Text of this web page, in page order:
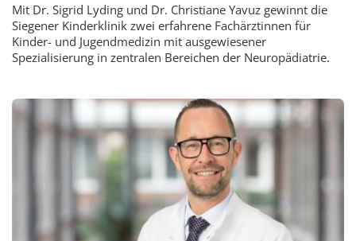
Mit Dr. Sigrid Lyding und Dr. Christiane Yavuz gewinnt die
Siegener Kinderklinik zwei erfahrene Fachärztinnen für
Kinder- und Jugendmedizin mit ausgewiesener
Spezialisierung in zentralen Bereichen der Neuropädiatrie.